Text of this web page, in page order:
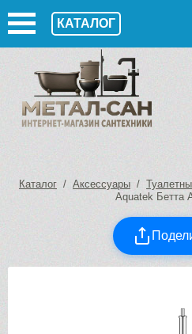
КАТАЛОГ
Каталог / Аксессуары /
Aquatek Бетта